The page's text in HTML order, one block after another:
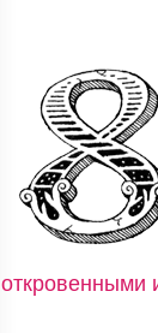
откровенными